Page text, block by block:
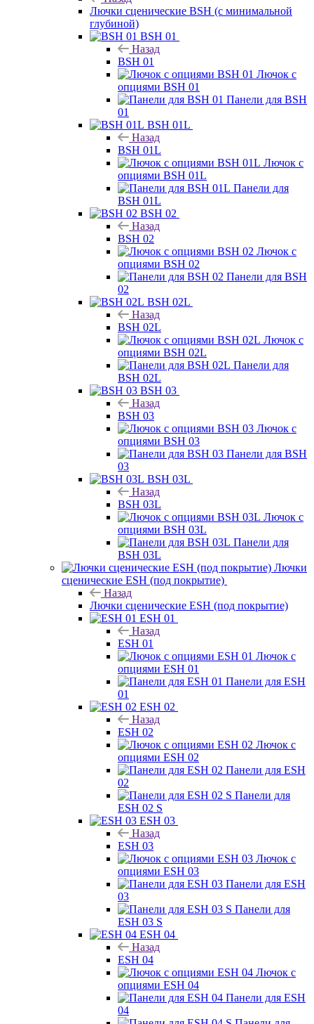
Лючки сценические BSH (с минимальной
глубиной)
BSH 01
Назад
BSH 01
Лючок с
опциями BSH 01
Панели для BSH
01
BSH 01L
Назад
BSH 01L
Лючок с
опциями BSH 01L
Панели для
BSH 01L
BSH 02
Назад
BSH 02
Лючок с
опциями BSH 02
Панели для BSH
02
BSH 02L
Назад
BSH 02L
Лючок с
опциями BSH 02L
Панели для
BSH 02L
BSH 03
Назад
BSH 03
Лючок с
опциями BSH 03
Панели для BSH
03
BSH 03L
Назад
BSH 03L
Лючок с
опциями BSH 03L
Панели для
BSH 03L
Лючки
сценические ESH (под покрытие)
Назад
Лючки сценические ESH (под покрытие)
ESH 01
Назад
ESH 01
Лючок с
опциями ESH 01
Панели для ESH
01
ESH 02
Назад
ESH 02
Лючок с
опциями ESH 02
Панели для ESH
02
Панели для
ESH 02 S
ESH 03
Назад
ESH 03
Лючок с
опциями ESH 03
Панели для ESH
03
Панели для
ESH 03 S
ESH 04
Назад
ESH 04
Лючок с
опциями ESH 04
Панели для ESH
04